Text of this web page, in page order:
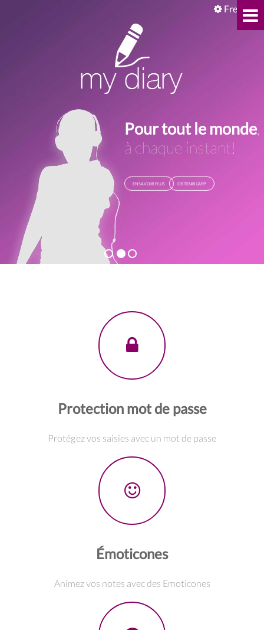
French
Pour tout le monde,
à chaque instant!
EN SAVOIR PLUS OBTENIR L’APP
Protection mot de passe
Protégez vos saisies avec un mot de passe
Émoticones
Animez vos notes avec des Emoticones